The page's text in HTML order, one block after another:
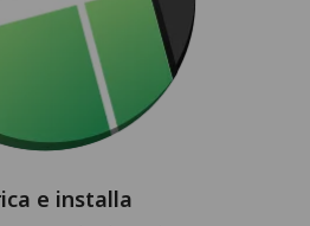
e installa